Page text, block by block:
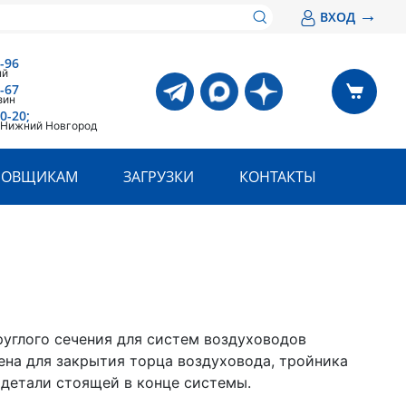
ВХОД →
96
67
20;
Новгород
ЗАГРУЗКИ КОНТАКТЫ
сечения для систем воздуховодов
для закрытия торца воздуховода, тройника
стоящей в конце системы.